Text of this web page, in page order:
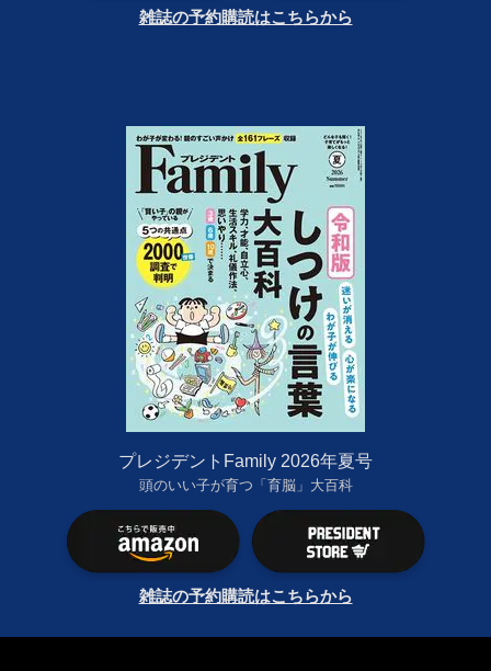
雑誌の予約購読はこちらから
プレジデントFamily 2026年夏号
頭のいい子が育つ「育脳」大百科
雑誌の予約購読はこちらから